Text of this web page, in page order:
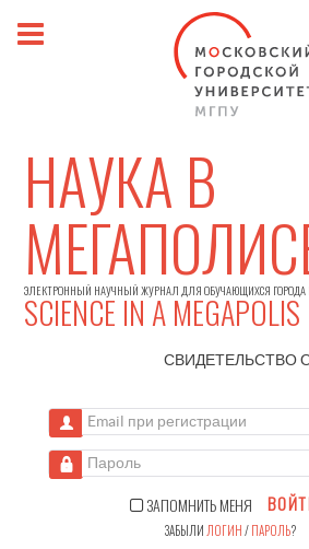
НАУКА В
ЭЛЕКТРОННЫЙ НАУЧНЫЙ ЖУРНАЛ ДЛЯ ОБУЧАЮЩИХСЯ ГОРОДА
SCIENCE IN A MEGAPOLIS
СВИДЕТЕЛЬСТВО
Email при регистрации
Пароль
ЗАПОМНИТЬ МЕНЯ
ЗАБЫЛИ ЛОГИН/ПАРОЛЬ?